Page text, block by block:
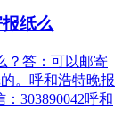
纸么
？答：可以邮寄
。呼和浩特晚报
303890042呼和